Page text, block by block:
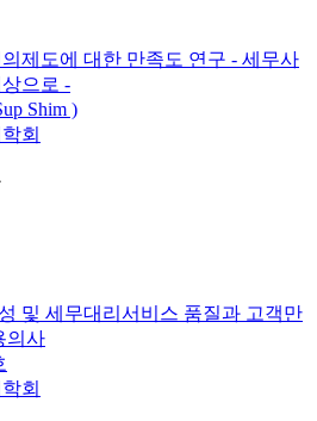
제도에 대한 만족도 연구 - 세무사
으로 -
Shim )
회
및 세무대리서비스 품질과 고객만
의사
회